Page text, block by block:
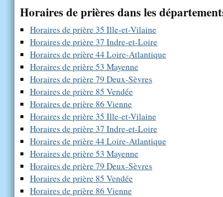
Horaires de prières dans les
Horaires de prière 35 Ille-et-Vilaine
Horaires de prière 37 Indre-et-Loire
Horaires de prière 44 Loire-Atlantique
Horaires de prière 53 Mayenne
Horaires de prière 79 Deux-Sèvres
Horaires de prière 85 Vendée
Horaires de prière 86 Vienne
Horaires de prière 35 Ille-et-Vilaine
Horaires de prière 37 Indre-et-Loire
Horaires de prière 44 Loire-Atlantique
Horaires de prière 53 Mayenne
Horaires de prière 79 Deux-Sèvres
Horaires de prière 85 Vendée
Horaires de prière 86 Vienne